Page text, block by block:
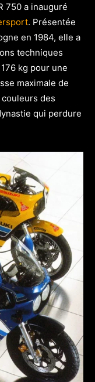
750 a inauguré
. Présentée
en 1984, elle a
techniques
kg pour une
maximale de
des
qui perdure